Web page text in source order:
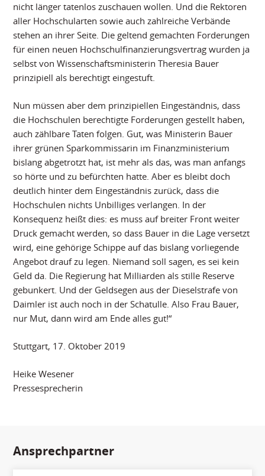
nicht länger tatenlos zuschauen wollen. Und die Rektoren
aller Hochschularten sowie auch zahlreiche Verbände
stehen an ihrer Seite. Die geltend gemachten Forderungen
für einen neuen Hochschulfinanzierungsvertrag wurden ja
selbst von Wissenschaftsministerin Theresia Bauer
prinzipiell als berechtigt eingestuft.
Nun müssen aber dem prinzipiellen Eingeständnis, dass
die Hochschulen berechtigte Forderungen gestellt haben,
auch zählbare Taten folgen. Gut, was Ministerin Bauer
ihrer grünen Sparkommissarin im Finanzministerium
bislang abgetrotzt hat, ist mehr als das, was man anfangs
so hörte und zu befürchten hatte. Aber es bleibt doch
deutlich hinter dem Eingeständnis zurück, dass die
Hochschulen nichts Unbilliges verlangen. In der
Konsequenz heißt dies: es muss auf breiter Front weiter
Druck gemacht werden, so dass Bauer in die Lage versetzt
wird, eine gehörige Schippe auf das bislang vorliegende
Angebot drauf zu legen. Niemand soll sagen, es sei kein
Geld da. Die Regierung hat Milliarden als stille Reserve
gebunkert. Und der Geldsegen aus der Dieselstrafe von
Daimler ist auch noch in der Schatulle. Also Frau Bauer,
nur Mut, dann wird am Ende alles gut!“
Stuttgart, 17. Oktober 2019
Heike Wesener
Pressesprecherin
Ansprechpartner